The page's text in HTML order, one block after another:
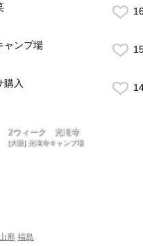
ャンプ場
購入
2ウィーク 光滝寺
[大阪] 光滝寺キャンプ場
山形 福島